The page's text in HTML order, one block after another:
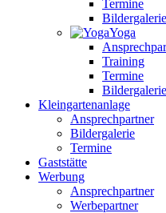
Termine
Bildergalerie
Yoga
Training
Termine
Bildergalerie
Kleingartenanlage
Ansprechpartner
Bildergalerie
Termine
Gaststätte
Werbung
Ansprechpartner
Werbepartner